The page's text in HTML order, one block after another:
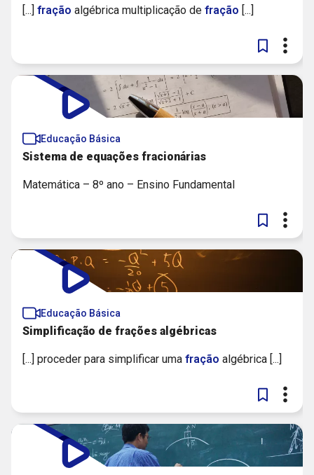
[...] fração algébrica multiplicação de fração [...]
Educação Básica
Sistema de equações fracionárias
Matemática – 8º ano – Ensino Fundamental
Educação Básica
Simplificação de frações algébricas
[...] proceder para simplificar uma fração algébrica [...]